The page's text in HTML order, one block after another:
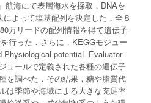
航海にて表層海水を採取，DNAを
よって塩基配列を決定した．全８
万リードの配列情報を得て遺伝子
行った．さらに，KEGGモジュー
Physiological potentiaL Evaluator
ュールで定義された各種の遺伝子
を調べた．その結果，糖や脂質代
は季節や海域による大きな充足率